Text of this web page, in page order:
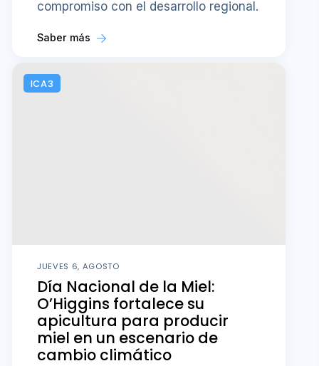
compromiso con el desarrollo regional.
Saber más
ICA3
JUEVES 6, AGOSTO
Día Nacional de la Miel:
O’Higgins fortalece su
apicultura para producir
miel en un escenario de
cambio climático